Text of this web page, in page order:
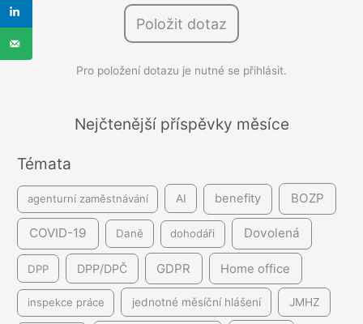
l
e
d
í
Položit dotaz
Pro položení dotazu je nutné se přihlásit.
Nejčtenější příspěvky měsíce
Témata
agenturní zaměstnávání AI benefity BOZP
COVID-19 Daně dohodáři Dovolená
DPP DPP/DPČ GDPR Home office
inspekce práce jednotné měsíční hlášení JMHZ